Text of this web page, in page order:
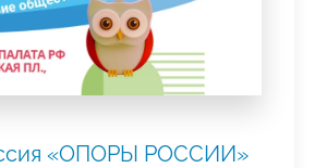
«ОПОРЫ РОССИИ»